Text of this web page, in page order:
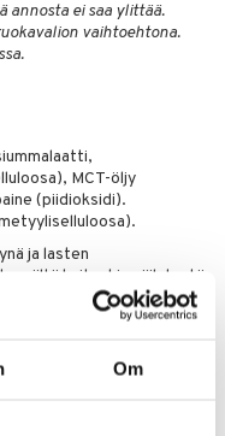
Om
annosta ei saa ylittää.
vaihtoehtona.
MCT-öljy
(piidioksidi).
ja lasten
vältä kuitenkin säilytystä